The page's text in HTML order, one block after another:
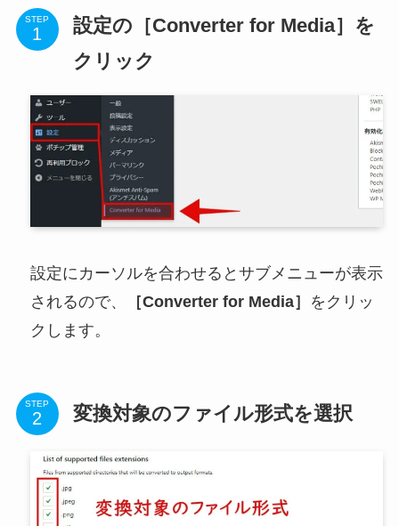
STEP
設定の［Converter for Media］を
クリック
設定にカーソルを合わせるとサブメニューが表示
されるので、
［Converter for Media］
をクリッ
クします。
STEP 変換対象のファイル形式を選択